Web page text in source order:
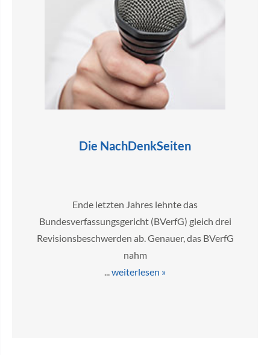
Die NachDenkSeiten
Ende letzten Jahres lehnte das
Bundesverfassungsgericht (BVerfG) gleich drei
Revisionsbeschwerden ab. Genauer, das BVerfG
nahm
weiterlesen »